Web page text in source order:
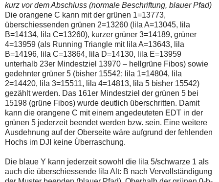
Kontaktaufnahme
per
Mail
robbys-
elliottwellen@online.de.
Bis
zur
Lösung
des
Problems
sind
die
Post
auch
der
Plattform
wallstreet-
verfügbar.
kurz vor dem Abschluss (normale Beschriftung, blauer Pfad)
Die orangene C kann mit der grünen 1=13773,
überschiessenden grünen 2=13260 (lila A=13045, lila
B=14134, lila C=13260), kurzer grüner 3=14189, grüner
4=13959 (als Running Triangle mit lila A=13643, lila
B=14196, lila C=13864, lila D=14130, lila E=13959
unterhalb 23er Mindestziel 13970 – hellgrüne Fibos) sowie
gedehnter grüner 5 (bisher 15542; lila 1=14804, lila
2=14420, lila 3=15511, lila 4=14813, lila 5 bisher 15542)
gezählt werden. Das 161er Mindestziel der grünen 5 bei
15198 (grüne Fibos) wurde deutlich überschritten. Damit
kann die orangene C mit einem angedeuteten EDT in der
grünen 5 jederzeit beendet werden bzw. sein. Eine weitere
Ausdehnung auf der Oberseite wäre aufgrund der fehlenden
Hochs im DJI keine Überraschung.
Die blaue Y kann jederzeit sowohl die lila 5/schwarze 1 als
auch die überschiessende lila Alt: B nach Vervollständigung